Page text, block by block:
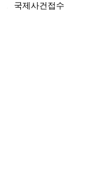
국제사건접수